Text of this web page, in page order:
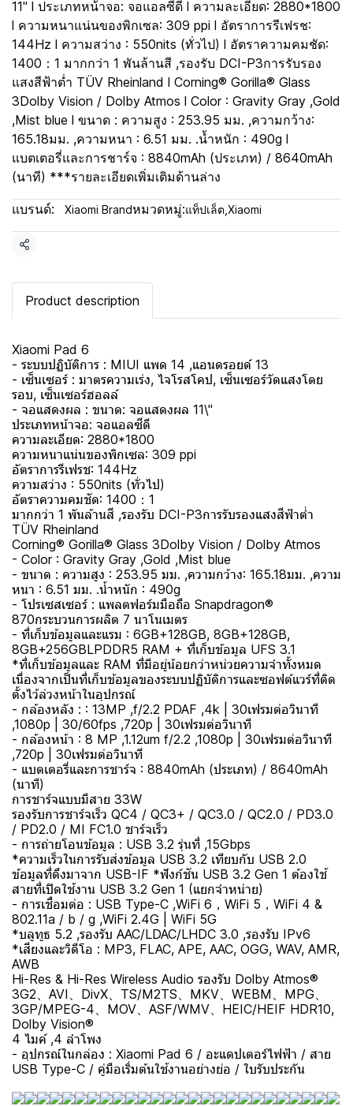
11" l ประเภทหน้าจอ: จอแอลซีดี l ความละเอียด: 2880*1800
l ความหนาแน่นของพิกเซล: 309 ppi l อัตราการรีเฟรช:
144Hz l ความสว่าง : 550nits (ทั่วไป) l อัตราความคมชัด:
1400：1 มากกว่า 1 พันล้านสี ,รองรับ DCI-P3การรับรอง
แสงสีฟ้าต่ำ TÜV Rheinland l Corning® Gorilla® Glass
3Dolby Vision / Dolby Atmos l Color : Gravity Gray ,Gold
,Mist blue l ขนาด : ความสูง : 253.95 มม. ,ความกว้าง:
165.18มม. ,ความหนา : 6.51 มม. .น้ำหนัก : 490g l
แบตเตอรี่และการชาร์จ : 8840mAh (ประเภท) / 8640mAh
(นาที) ***รายละเอียดเพิ่มเติมด้านล่าง
แบรนด์: Xiaomi Brandหมวดหมู่:แท็ปเล็ต Xiaomi
แชร์
Product description
Xiaomi Pad 6
- ระบบปฏิบัติการ : MIUI แพด 14 ,แอนดรอยด์ 13
- เซ็นเซอร์ : มาตรความเร่ง, ไจโรสโคป, เซ็นเซอร์วัดแสงโดย
รอบ, เซ็นเซอร์ฮอลล์
- จอแสดงผล : ขนาด: จอแสดงผล 11\"
ประเภทหน้าจอ: จอแอลซีดี
ความละเอียด: 2880*1800
ความหนาแน่นของพิกเซล: 309 ppi
อัตราการรีเฟรช: 144Hz
ความสว่าง : 550nits (ทั่วไป)
อัตราความคมชัด: 1400：1
มากกว่า 1 พันล้านสี ,รองรับ DCI-P3การรับรองแสงสีฟ้าต่ำ
TÜV Rheinland
Corning® Gorilla® Glass 3Dolby Vision / Dolby Atmos
- Color : Gravity Gray ,Gold ,Mist blue
- ขนาด : ความสูง : 253.95 มม. ,ความกว้าง: 165.18มม. ,ความ
หนา : 6.51 มม. .น้ำหนัก : 490g
- โปรเซสเซอร์ : แพลตฟอร์มมือถือ Snapdragon®
870กระบวนการผลิต 7 นาโนเมตร
- ที่เก็บข้อมูลและแรม : 6GB+128GB, 8GB+128GB,
8GB+256GBLPDDR5 RAM + ที่เก็บข้อมูล UFS 3.1
*ที่เก็บข้อมูลและ RAM ที่มีอยู่น้อยกว่าหน่วยความจำทั้งหมด
เนื่องจากเป็นที่เก็บข้อมูลของระบบปฏิบัติการและซอฟต์แวร์ที่ติด
ตั้งไว้ล่วงหน้าในอุปกรณ์
- กล้องหลัง : : 13MP ,f/2.2 PDAF ,4k | 30เฟรมต่อวินาที
,1080p | 30/60fps ,720p | 30เฟรมต่อวินาที
- กล้องหน้า : 8 MP ,1.12um f/2.2 ,1080p | 30เฟรมต่อวินาที
,720p | 30เฟรมต่อวินาที
- แบตเตอรี่และการชาร์จ : 8840mAh (ประเภท) / 8640mAh
(นาที)
การชาร์จแบบมีสาย 33W
รองรับการชาร์จเร็ว QC4 / QC3+ / QC3.0 / QC2.0 / PD3.0
/ PD2.0 / MI FC1.0 ชาร์จเร็ว
- การถ่ายโอนข้อมูล : USB 3.2 รุ่นที่ ,15Gbps
*ความเร็วในการรับส่งข้อมูล USB 3.2 เทียบกับ USB 2.0
ข้อมูลที่ดึงมาจาก USB-IF *ฟังก์ชัน USB 3.2 Gen 1 ต้องใช้
สายที่เปิดใช้งาน USB 3.2 Gen 1 (แยกจำหน่าย)
- การเชื่อมต่อ : USB Type-C ,WiFi 6，WiFi 5，WiFi 4 &
802.11a / b / g ,WiFi 2.4G | WiFi 5G
*บลูทูธ 5.2 ,รองรับ AAC/LDAC/LHDC 3.0 ,รองรับ IPv6
*เสียงและวิดีโอ : MP3, FLAC, APE, AAC, OGG, WAV, AMR,
AWB
Hi-Res & Hi-Res Wireless Audio รองรับ Dolby Atmos®
3G2、AVI、DivX、TS/M2TS、MKV、WEBM、MPG、
3GP/MPEG-4、MOV、ASF/WMV、HEIC/HEIF HDR10,
Dolby Vision®
4 ไมค์ ,4 ลำโพง
- อุปกรณ์ในกล่อง : Xiaomi Pad 6 / อะแดปเตอร์ไฟฟ้า / สาย
USB Type-C / คู่มือเริ่มต้นใช้งานอย่างย่อ / ใบรับประกัน